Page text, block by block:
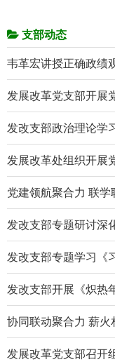
支部动态
韦革宏讲授正确政绩
发改支部政治理论学
党建领航聚合力 联学
发改支部专题研讨深
发改支部开展《炽热